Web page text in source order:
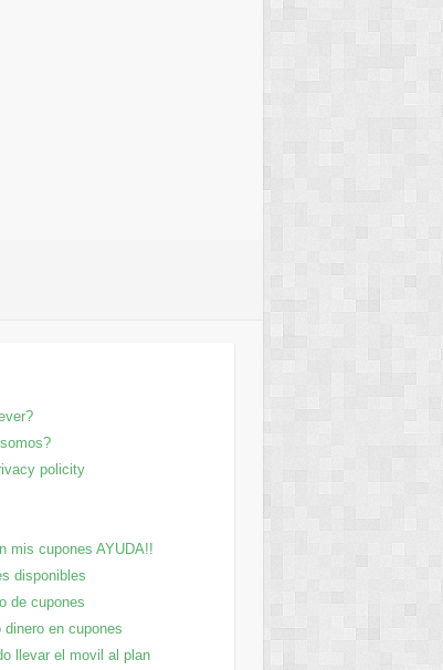
policity
mis cupones AYUDA!!
disponibles
de cupones
dinero en cupones
llevar el movil al plan